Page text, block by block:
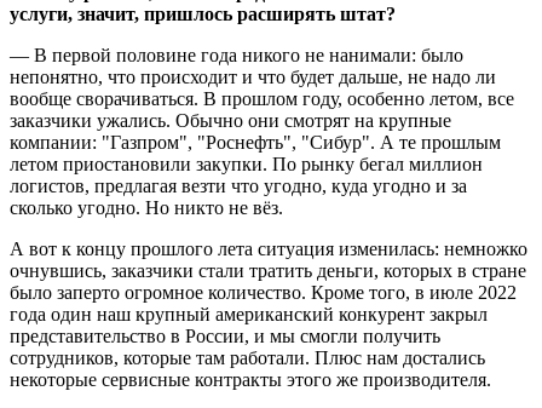
услуги, значит, пришлось расширять штат?
— В первой половине года никого не нанимали: было
непонятно, что происходит и что будет дальше, не надо ли
вообще сворачиваться. В прошлом году, особенно летом, все
заказчики ужались. Обычно они смотрят на крупные
компании: "Газпром", "Роснефть", "Сибур". А те прошлым
летом приостановили закупки. По рынку бегал миллион
логистов, предлагая везти что угодно, куда угодно и за
сколько угодно. Но никто не вёз.
А вот к концу прошлого лета ситуация изменилась: немножко
очнувшись, заказчики стали тратить деньги, которых в стране
было заперто огромное количество. Кроме того, в июле 2022
года один наш крупный американский конкурент закрыл
представительство в России, и мы смогли получить
сотрудников, которые там работали. Плюс нам достались
некоторые сервисные контракты этого же производителя.